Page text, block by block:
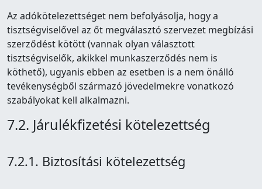
Az adókötelezettséget nem befolyásolja, hogy a
tisztségviselővel az őt megválasztó szervezet megbízási
szerződést kötött (vannak olyan választott
tisztségviselők, akikkel munkaszerződés nem is
köthető), ugyanis ebben az esetben is a nem önálló
tevékenységből származó jövedelmekre vonatkozó
szabályokat kell alkalmazni.
7.2. Járulékfizetési kötelezettség
7.2.1. Biztosítási kötelezettség